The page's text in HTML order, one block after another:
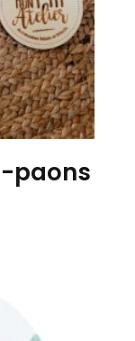
paons